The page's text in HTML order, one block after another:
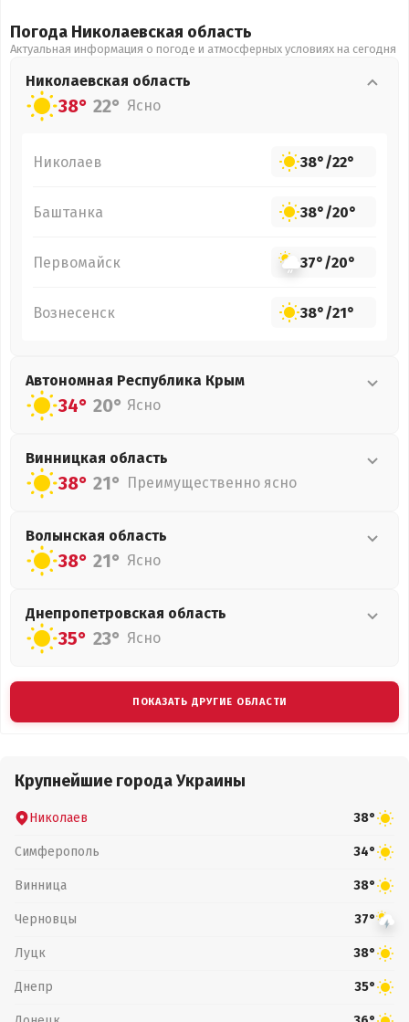
Погода Николаевская область
Актуальная информация о погоде и атмосферных условиях на сегодня
Николаевская область
38° 22° Ясно
Николаев 38°/22°
Баштанка 38°/20°
Первомайск 37°/20°
Вознесенск 38°/21°
Автономная Республика Крым
34° 20° Ясно
Винницкая область
38° 21° Преимущественно ясно
Волынская область
38° 21° Ясно
Днепропетровская область
35° 23° Ясно
ПОКАЗАТЬ ДРУГИЕ ОБЛАСТИ
Крупнейшие города Украины
Николаев 38°
Симферополь 34°
Винница 38°
Черновцы 37°
Луцк 38°
Днепр 35°